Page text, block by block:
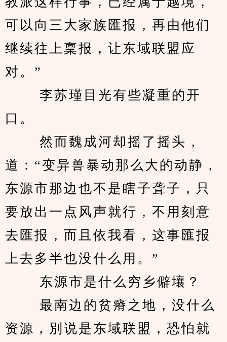
可以向三大家族匯报，再由他们
继续往上稟报，让东域联盟应
对。”
李苏瑾目光有些凝重的开
口。
然而魏成河却摇了摇头，
道：“变异兽暴动那么大的动静，
东源市那边也不是瞎子聋子，只
要放出一点风声就行，不用刻意
去匯报，而且依我看，这事匯报
上去多半也没什么用。”
东源市是什么穷乡僻壤？
最南边的贫瘠之地，没什么
资源，別说是东域联盟，恐怕就